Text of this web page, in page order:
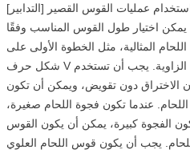
[التدابير] من أجل ضمان جودة اللحام، يتم استخدام عمليات القوس القصير
يمكن اختيار طول القوس المناسب وفقًا
المثالية، مثل الخطوة الأولى على
شكل حرف V الأخدود بعقب المفاصل والمفاصل الزاوية. يجب أن تستخدم
الاختراق دون تقويض، ويمكن أن تكون
اللحام. عندما تكون فجوة اللحام صغيرة،
الفجوة كبيرة، يمكن أن يكون القوس
يجب أن يكون قوس اللحام العلوي